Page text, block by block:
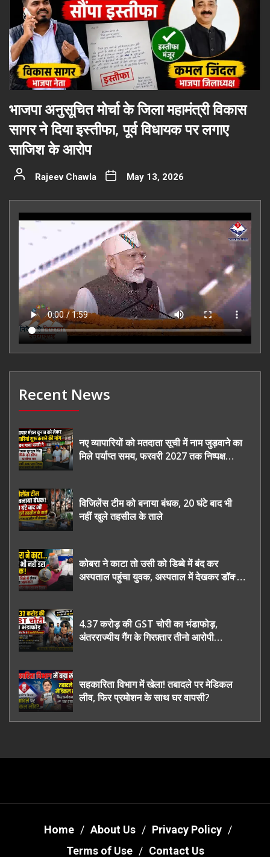
भाजपा अनुसूचित मोर्चा के जिला महामंत्री विकास
सागर ने दिया इस्तीफा, पूर्व विधायक पर लगाए
साजिश के आरोप
Rajeev Chawla May 13, 2026
Recent News
नए व्यापारियों को मतदाता सूची में नाम जुड़वाने का
मिले पर्याप्त समय, फरवरी 2027 तक निष्पक्ष
विजिलेंस टीम को बनाया बंधक, 20 घंटे बाद भी
नहीं खुले तहसील के ताले
कोबरा ने काटा तो उसी को डिब्बे में बंद कर
अस्पताल पहुंचा युवक, अस्पताल में देखकर डॉक्टर
4.37 करोड़ की GST चोरी का भंडाफोड़,
अंतरराज्यीय गैंग के गिरफ़्तार तीनो आरोपी
सहकारिता विभाग में खेला! तबादले पर मेडिकल
लीव, फिर प्रमोशन के साथ घर वापसी?
Home About Us
Privacy Policy
Terms of Use
Contact Us